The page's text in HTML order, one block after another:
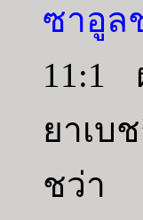
ซาอูล
11:1
ยาเบ
ชว่า